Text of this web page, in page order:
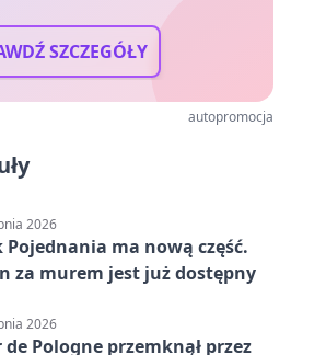
SZCZEGÓŁY
autopromocja
2026
Pojednania ma nową część.
za murem jest już dostępny
2026
de Pologne przemknął przez